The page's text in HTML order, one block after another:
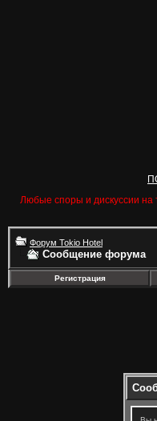
Любые споры и дискуссии на
Форум Tokio Hotel
Сообщение форума
Регистрация